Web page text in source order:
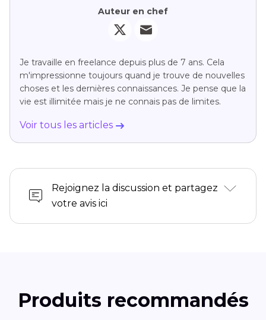
Auteur en chef
Je travaille en freelance depuis plus de 7 ans. Cela
m'impressionne toujours quand je trouve de nouvelles
choses et les dernières connaissances. Je pense que la
vie est illimitée mais je ne connais pas de limites.
Voir tous les articles
Rejoignez la discussion et partagez
votre avis ici
Produits recommandés